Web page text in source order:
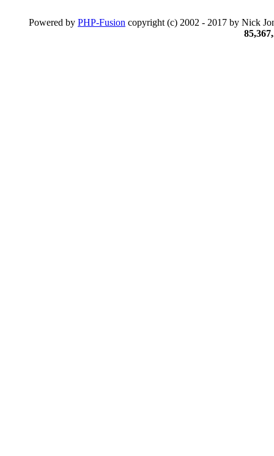
Powered by PHP-Fusion copyright (c) 2002 - 2017 by Nick